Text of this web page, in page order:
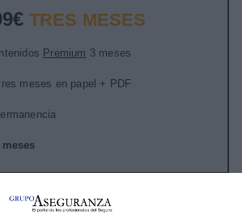
TRES MESES
Premium 3 meses
meses en papel + PDF
LO QUIERO